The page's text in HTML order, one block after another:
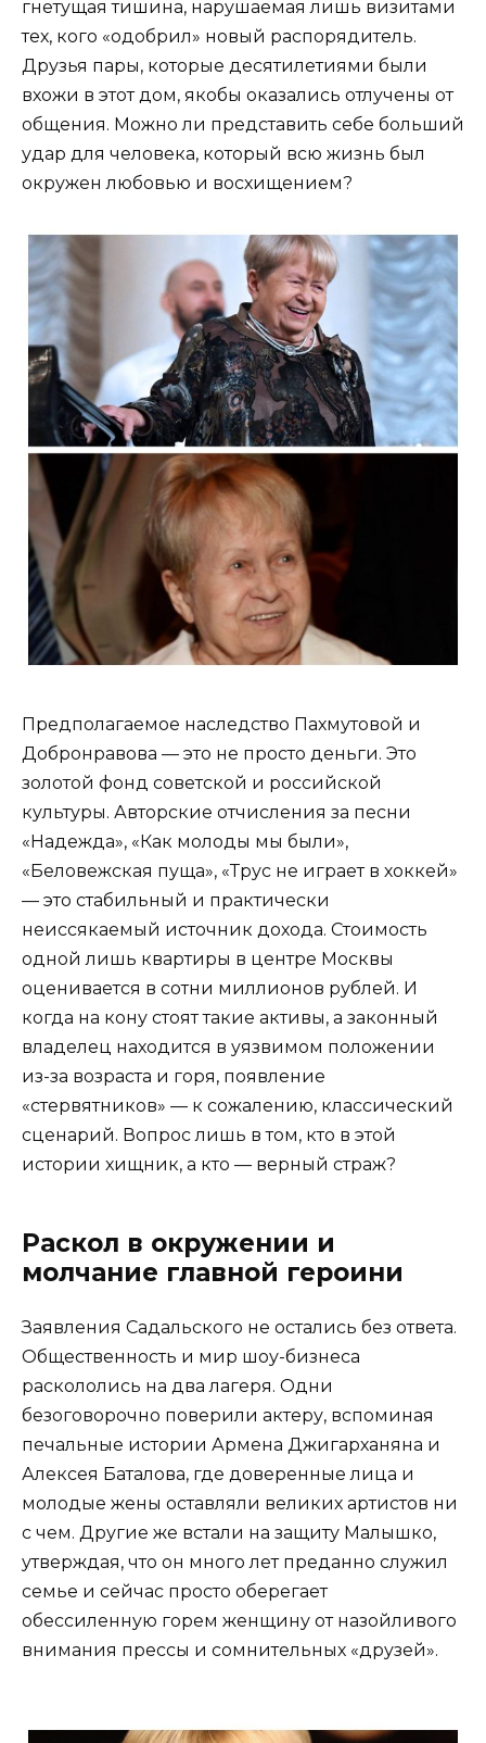
гнетущая тишина, нарушаемая лишь визитами
тех, кого «одобрил» новый распорядитель.
Друзья пары, которые десятилетиями были
вхожи в этот дом, якобы оказались отлучены от
общения. Можно ли представить себе больший
удар для человека, который всю жизнь был
окружен любовью и восхищением?
Предполагаемое наследство Пахмутовой и
Добронравова — это не просто деньги. Это
золотой фонд советской и российской
культуры. Авторские отчисления за песни
«Надежда», «Как молоды мы были»,
«Беловежская пуща», «Трус не играет в хоккей»
— это стабильный и практически
неиссякаемый источник дохода. Стоимость
одной лишь квартиры в центре Москвы
оценивается в сотни миллионов рублей. И
когда на кону стоят такие активы, а законный
владелец находится в уязвимом положении
из-за возраста и горя, появление
«стервятников» — к сожалению, классический
сценарий. Вопрос лишь в том, кто в этой
истории хищник, а кто — верный страж?
Раскол в окружении и
молчание главной героини
Заявления Садальского не остались без ответа.
Общественность и мир шоу-бизнеса
раскололись на два лагеря. Одни
безоговорочно поверили актеру, вспоминая
печальные истории Армена Джигарханяна и
Алексея Баталова, где доверенные лица и
молодые жены оставляли великих артистов ни
с чем. Другие же встали на защиту Малышко,
утверждая, что он много лет преданно служил
семье и сейчас просто оберегает
обессиленную горем женщину от назойливого
внимания прессы и сомнительных «друзей».